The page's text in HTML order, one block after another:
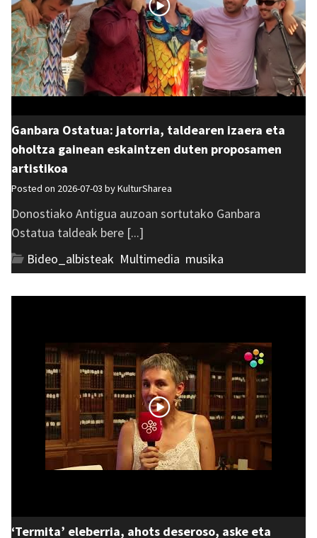
Ganbara Ostatua: jatorria, taldearen izaera eta
oholtza gainean eskaintzen duten proposamen
artistikoa
Posted on 2026-07-03 byKulturSharea
Donostiako Antigua auzoan sortutako Ganbara
Ostatua taldeak bere [...]
Bideo_albisteak Multimedia musika
‘Termita’ eleberria, ahots deseroso, aske eta